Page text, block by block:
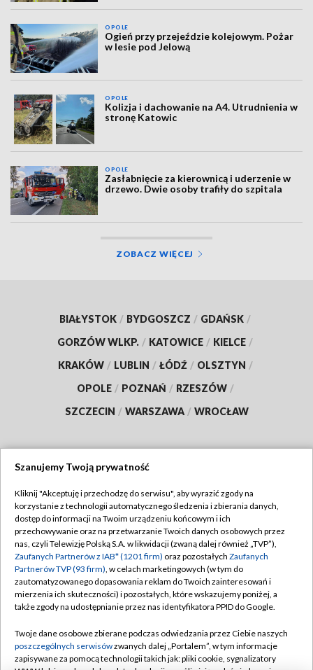
OPOLE
Ogień przy przejeździe kolejowym. Pożar
w lesie pod Jelową
OPOLE
Kolizja i dachowanie na A4. Utrudnienia w
stronę Katowic
OPOLE
Zasłabnięcie za kierownicą i uderzenie w
drzewo. Dwie osoby trafiły do szpitala
ZOBACZ WIĘCEJ
BIAŁYSTOK / BYDGOSZCZ / GDAŃSK /
GORZÓW WLKP. / KATOWICE / KIELCE /
KRAKÓW / LUBLIN / ŁÓDŹ / OLSZTYN /
OPOLE / POZNAŃ / RZESZÓW /
SZCZECIN / WARSZAWA / WROCŁAW
TVP
Abonament TVP
Emisja w TVP
Centrum informacji TVP
Naziemna Telewizja Cyfrowa
Rada Programowa
System NOS
Regulamin TVP
Polityka prywatności
Moje zgody
Pomoc
Kontakt
Szanujemy Twoją prywatność
Kliknij "Akceptuję i przechodzę do serwisu", aby wyrazić zgody na
korzystanie z technologii automatycznego śledzenia i zbierania danych,
dostęp do informacji na Twoim urządzeniu końcowym i ich
przechowywanie oraz na przetwarzanie Twoich danych osobowych przez
nas, czyli Telewizję Polską S.A. w likwidacji (zwaną dalej również „TVP”),
Zaufanych Partnerów z IAB* (1201 firm) oraz pozostałych Zaufanych
Partnerów TVP (93 firm), w celach marketingowych (w tym do
zautomatyzowanego dopasowania reklam do Twoich zainteresowań i
mierzenia ich skuteczności) i pozostałych, które wskazujemy poniżej, a
także zgody na udostępnianie przez nas identyfikatora PPID do Google.
Twoje dane osobowe zbierane podczas odwiedzania przez Ciebie naszych
poszczególnych serwisówzwanych dalej „Portalem”, w tym informacje
zapisywane za pomocą technologii takich jak: pliki cookie, sygnalizatory